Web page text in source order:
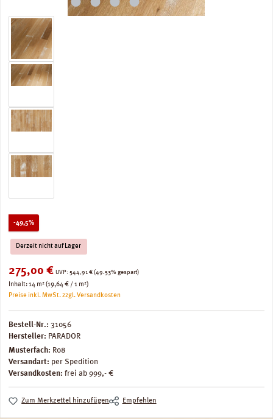
-49,5%Rabatt
Derzeit nicht auf Lager
Verkaufspreis:
275,00 € UVP: Regulärer Preis:
544,91 € (49.53% gespart)
Inhalt:14 m²(19,64 € / 1 m²)
Preise inkl. MwSt. zzgl. Versandkosten
Bestell-Nr.: 31056
Hersteller: PARADOR
Musterfach: R08
Versandart: per Spedition
Versandkosten: frei ab 999,- €
Zum Merkzettel hinzufügen Empfehlen